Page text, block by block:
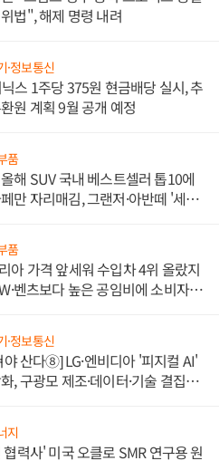
법", 해제 명령 내려
·정보통신
스 1주당 375원 현금배당 실시, 추
원 계획 9월 공개 예정
품
해 SUV 국내 베스트셀러 톱10에
만 자리매김, 그랜저·아반떼 '세단
품
아 가격 앞세워 수입차 4위 올랐지
벤츠보다 높은 공임비에 소비자
·정보통신
야 산다⑧] LG·엔비디아 '피지컬 AI'
, 구광모 제조·데이터·기술 결집
지
력사' 미국 오클로 SMR 연구용 원